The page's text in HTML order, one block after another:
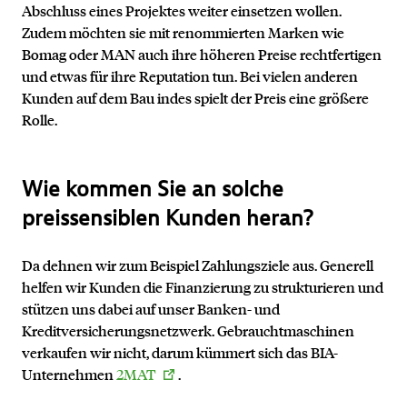
Abschluss eines Projektes weiter einsetzen wollen.
Zudem möchten sie mit renommierten Marken wie
Bomag oder MAN auch ihre höheren Preise rechtfertigen
und etwas für ihre Reputation tun. Bei vielen anderen
Kunden auf dem Bau indes spielt der Preis eine größere
Rolle.
Wie kommen Sie an solche
preissensiblen Kunden heran?
Da dehnen wir zum Beispiel Zahlungsziele aus. Generell
helfen wir Kunden die Finanzierung zu strukturieren und
stützen uns dabei auf unser Banken- und
Kreditversicherungsnetzwerk. Gebrauchtmaschinen
verkaufen wir nicht, darum kümmert sich das BIA-
Unternehmen2MAT .